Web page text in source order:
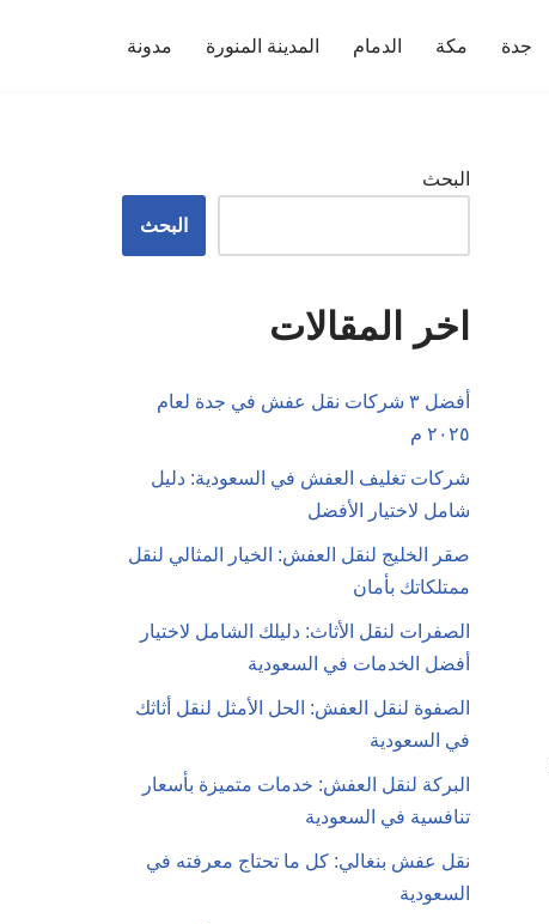
جدة مكة الدمام المدينة المنورة مدونة
البحث
البحث
اخر المقالات
أفضل ٣ شركات نقل عفش في جدة لعام
٢٠٢٥ م
شركات تغليف العفش في السعودية: دليل
شامل لاختيار الأفضل
صقر الخليج لنقل العفش: الخيار المثالي لنقل
ممتلكاتك بأمان
الصفرات لنقل الأثاث: دليلك الشامل لاختيار
أفضل الخدمات في السعودية
الصفوة لنقل العفش: الحل الأمثل لنقل أثاثك
في السعودية
البركة لنقل العفش: خدمات متميزة بأسعار
تنافسية في السعودية
نقل عفش بنغالي: كل ما تحتاج معرفته في
السعودية